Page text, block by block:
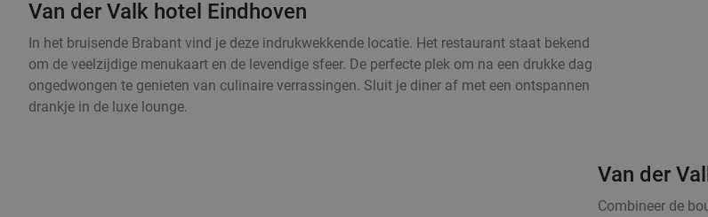
Van der Valk hotel Eindhoven
In het bruisende Brabant vind je deze indrukwekkende locatie. Het restaurant staat bekend
om de veelzijdige menukaart en de levendige sfeer. De perfecte plek om na een drukke dag
ongedwongen te genieten van culinaire verrassingen. Sluit je diner af met een ontspannen
drankje in de luxe lounge.
Van der
Combineer de